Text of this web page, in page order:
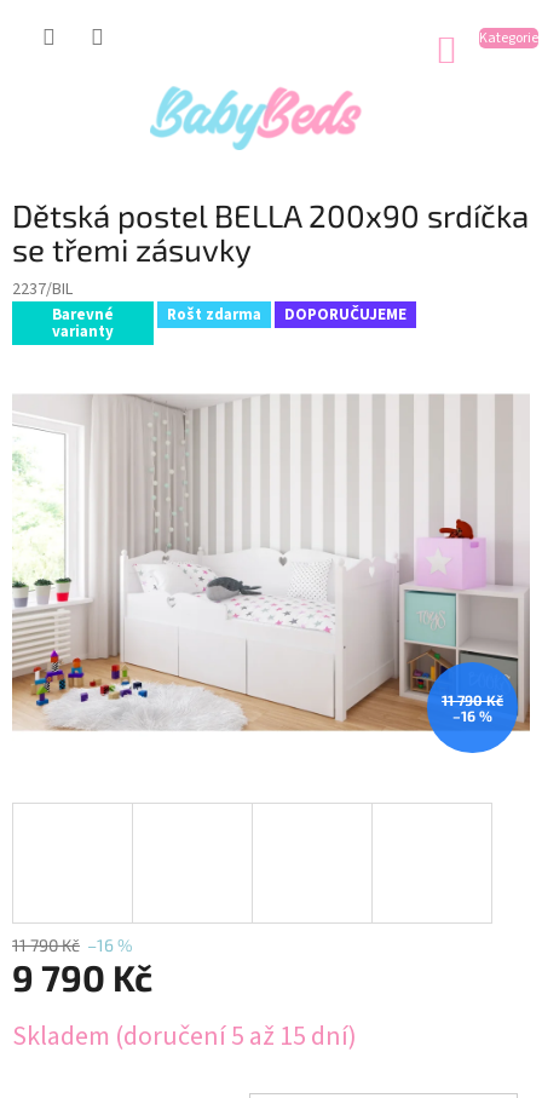
Dětská postel BELLA 200x90 srdíčka
se třemi zásuvky
2237/BIL
Barevné
varianty
Rošt zdarma DOPORUČUJEME
11 790 Kč
–16 %
11 790 Kč –16 %
9 790 Kč
cena:
Skladem (doručení 5 až 15 dní)